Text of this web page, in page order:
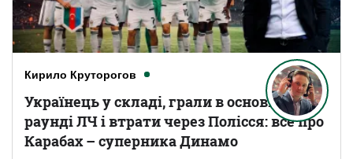
Кирило Круторогов
Українець у складі, грали в основному
раунді ЛЧ і втрати через Полісся: все про
Карабах – суперника Динамо